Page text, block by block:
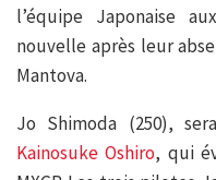
l’équipe Japonaise
nouvelle après leur
Mantova.
Jo Shimoda (250),
Kainosuke Oshiro, qui